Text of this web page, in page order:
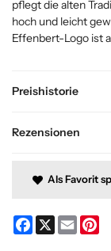
Preishistorie
Rezensionen
pflegt die alten
hoch und leicht
Effenbert-Logo ist
Als Favorit
Facebook
X Email